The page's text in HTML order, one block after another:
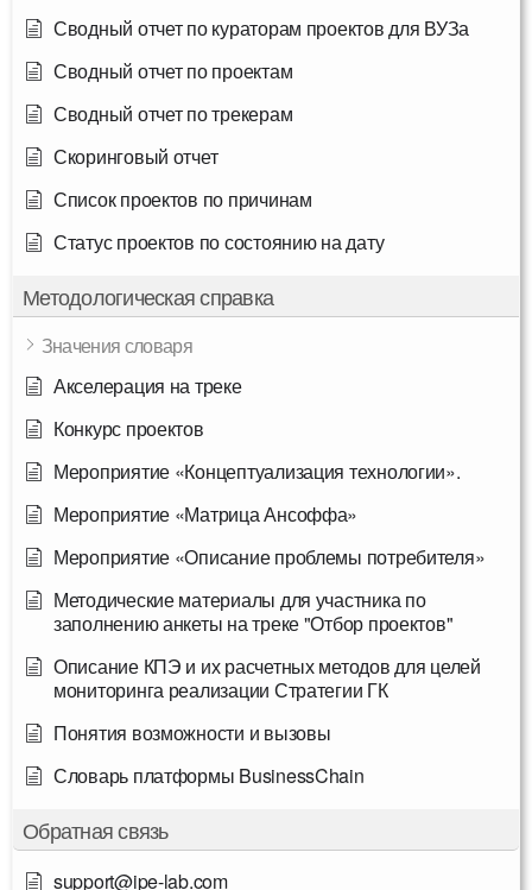
Сводный отчет по кураторам проектов для ВУЗа
Сводный отчет по проектам
Сводный отчет по трекерам
Скоринговый отчет
Список проектов по причинам
Статус проектов по состоянию на дату
Методологическая справка
Значения словаря
Акселерация на треке
Конкурс проектов
Мероприятие «Концептуализация технологии».
Мероприятие «Матрица Ансоффа»
Мероприятие «Описание проблемы потребителя»
Методические материалы для участника по
заполнению анкеты на треке "Отбор проектов"
Описание КПЭ и их расчетных методов для целей
мониторинга реализации Стратегии ГК
Понятия возможности и вызовы
Словарь платформы BusinessChain
Обратная связь
support@ipe-lab.com